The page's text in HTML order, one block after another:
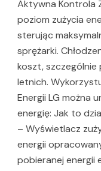
Aktywna Kontrola
poziom zużycia
sterując
sprężarki.
koszt,
letnich.
Energii LG można
energię: Jak to
– Wyświetlacz
energii
pobieranej energii